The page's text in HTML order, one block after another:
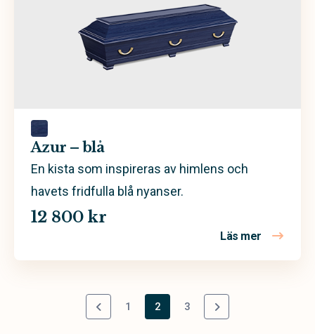
Azur – blå
En kista som inspireras av himlens och
havets fridfulla blå nyanser.
12 800 kr
Läs mer om Azur –
1 2 3